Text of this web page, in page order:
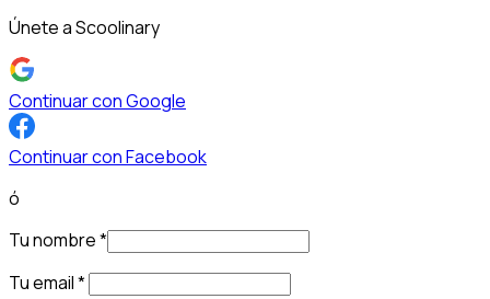
Únete a Scoolinary
Continuar con Google
Continuar con Facebook
ó
Tu nombre*
Tu email*